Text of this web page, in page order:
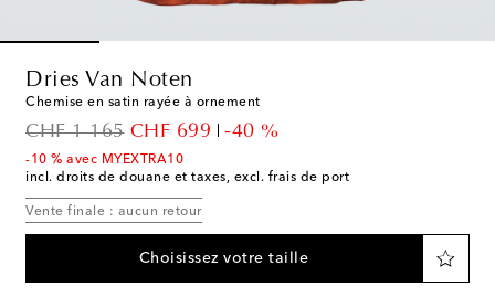
Dries Van Noten
Chemise en satin rayée à ornement
CHF 1 165
original priceCHF 699
discount price
-40 %
-10 % avec MYEXTRA10
incl. droits de douane et taxes, excl. frais de port
Vente finale : aucun retour
Choisissez votre taille